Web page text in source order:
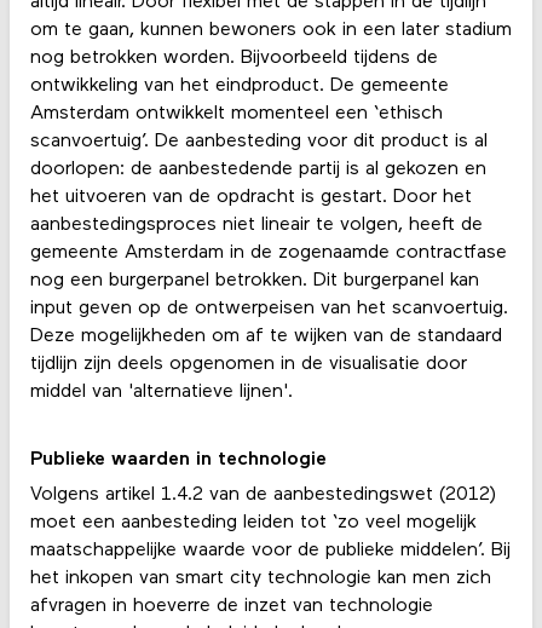
om te gaan, kunnen bewoners ook in een later stadium
nog betrokken worden. Bijvoorbeeld tijdens de
ontwikkeling van het eindproduct. De gemeente
Amsterdam ontwikkelt momenteel een ‘ethisch
scanvoertuig’. De aanbesteding voor dit product is al
doorlopen: de aanbestedende partij is al gekozen en
het uitvoeren van de opdracht is gestart. Door het
aanbestedingsproces niet lineair te volgen, heeft de
gemeente Amsterdam in de zogenaamde contractfase
nog een burgerpanel betrokken. Dit burgerpanel kan
input geven op de ontwerpeisen van het scanvoertuig.
Deze mogelijkheden om af te wijken van de standaard
tijdlijn zijn deels opgenomen in de visualisatie door
middel van 'alternatieve lijnen'.
Publieke waarden in technologie
Volgens artikel 1.4.2 van de aanbestedingswet (2012)
moet een aanbesteding leiden tot ‘zo veel mogelijk
maatschappelijke waarde voor de publieke middelen’. Bij
het inkopen van smart city technologie kan men zich
afvragen in hoeverre de inzet van technologie